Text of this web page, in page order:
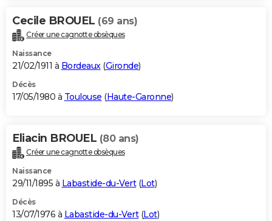
Cecile BROUEL (69 ans)
Créer une cagnotte obsèques
Naissance
21/02/1911 à Bordeaux(Gironde)
Décès
17/05/1980 à Toulouse (Haute-Garonne)
Eliacin BROUEL (80 ans)
Créer une cagnotte obsèques
Naissance
29/11/1895 à Labastide-du-Vert(Lot)
Décès
13/07/1976 à Labastide-du-Vert(Lot)